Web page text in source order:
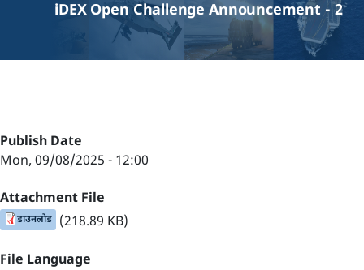
iDEX Open Challenge Announcement - 2
Publish Date
Mon, 09/08/2025 - 12:00
Attachment File
डाउनलोड (218.89 KB)
File Language